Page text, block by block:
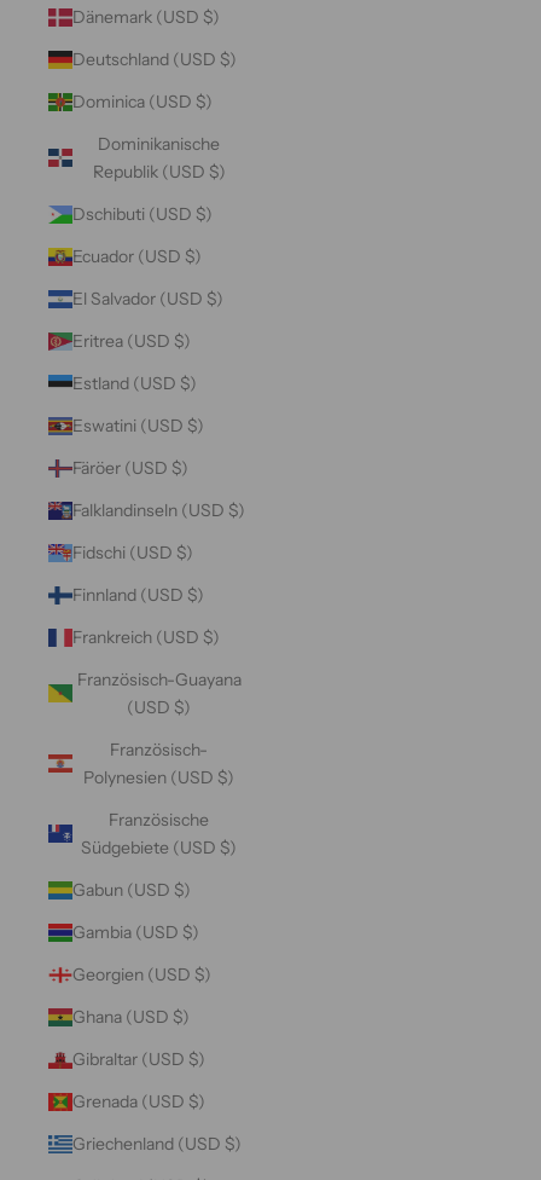
Dänemark (USD $)
Deutschland (USD $)
Dominica (USD $)
Dominikanische
Republik (USD $)
Dschibuti (USD $)
Ecuador (USD $)
El Salvador (USD $)
Eritrea (USD $)
Estland (USD $)
Eswatini (USD $)
Färöer (USD $)
Falklandinseln (USD $)
Fidschi (USD $)
Finnland (USD $)
Frankreich (USD $)
Französisch-Guayana
(USD $)
Französisch-
Polynesien (USD $)
Französische
Südgebiete (USD $)
Gabun (USD $)
Gambia (USD $)
Georgien (USD $)
Ghana (USD $)
Gibraltar (USD $)
Grenada (USD $)
Griechenland (USD $)